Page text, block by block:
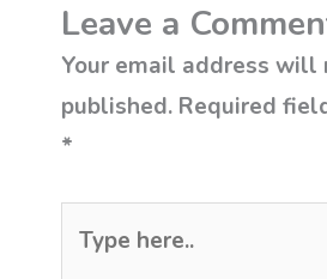
Leave a
Your email address will
published. Required
*
here..